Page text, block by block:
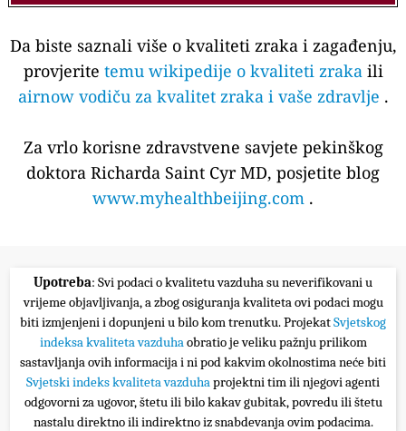
Da biste saznali više o kvaliteti zraka i zagađenju,
provjerite temu wikipedije o kvaliteti zrakaili
airnow vodiču za kvalitet zraka i vaše zdravlje .
Za vrlo korisne zdravstvene savjete pekinškog
doktora Richarda Saint Cyr MD, posjetite blog
www.myhealthbeijing.com .
Upotreba: Svi podaci o kvalitetu vazduha su neverifikovani u
vrijeme objavljivanja, a zbog osiguranja kvaliteta ovi podaci mogu
biti izmjenjeni i dopunjeni u bilo kom trenutku. ProjekatSvjetskog
indeksa kvaliteta vazduhaobratio je veliku pažnju prilikom
sastavljanja ovih informacija i ni pod kakvim okolnostima neće biti
Svjetski indeks kvaliteta vazduhaprojektni tim ili njegovi agenti
odgovorni za ugovor, štetu ili bilo kakav gubitak, povredu ili štetu
nastalu direktno ili indirektno iz snabdevanja ovim podacima.